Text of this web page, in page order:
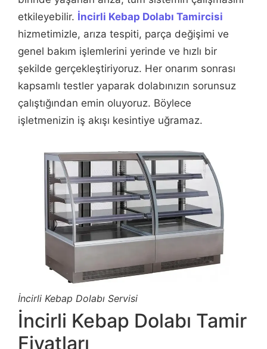
etkileyebilir. İncirli Kebap Dolabı Tamircisi
hizmetimizle, arıza tespiti, parça değişimi ve
genel bakım işlemlerini yerinde ve hızlı bir
şekilde gerçekleştiriyoruz. Her onarım sonrası
kapsamlı testler yaparak dolabınızın sorunsuz
çalıştığından emin oluyoruz. Böylece
işletmenizin iş akışı kesintiye uğramaz.
İncirli Kebap Dolabı Servisi
İncirli Kebap Dolabı Tamir
Fiyatları